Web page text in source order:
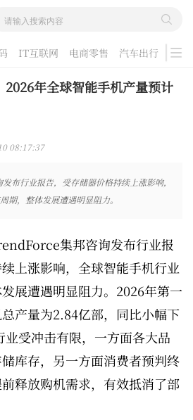
IT互联网 电商零售 汽车出行
游戏
年全球智能手机产量预计
08:17:37
布行业报告，受存储器价格持续上涨影响，
期，整体发展遭遇明显阻力。
集邦咨询发布行业报
上涨影响，全球智能手机行业
展遭遇明显阻力。2026年第一
产量为2.84亿部，同比小幅下
受冲击有限，一方面各大品
库存，另一方面消费者预判终
释放购机需求，有效抵消了部